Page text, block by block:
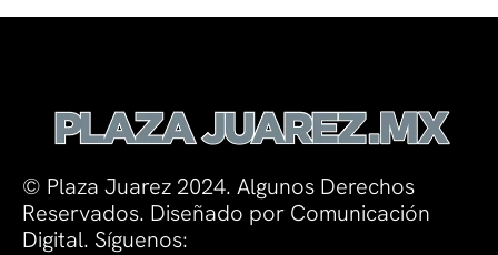
© Plaza Juarez 2024. Algunos Derechos
Reservados. Diseñado por Comunicación
Digital. Síguenos: